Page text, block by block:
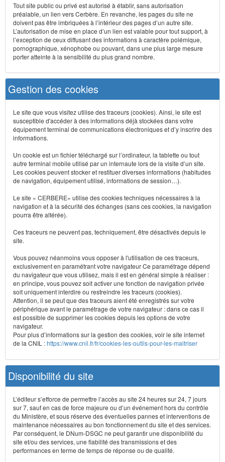
Tout site public ou privé est autorisé à établir, sans autorisation
préalable, un lien vers Cerbère. En revanche, les pages du site ne
doivent pas être imbriquées à l’intérieur des pages d’un autre site.
L’autorisation de mise en place d’un lien est valable pour tout support, à
l’exception de ceux diffusant des informations à caractère polémique,
pornographique, xénophobe ou pouvant, dans une plus large mesure
porter atteinte à la sensibilité du plus grand nombre.
Gestion des cookies
Le site que vous visitez utilise des traceurs (cookies). Ainsi, le site est
susceptible d'accéder à des informations déjà stockées dans votre
équipement terminal de communications électroniques et d’y inscrire des
informations.
Un cookie est un fichier téléchargé sur l’ordinateur, la tablette ou tout
autre terminal mobile utilisé par un internaute lors de la visite d’un site.
Les cookies peuvent stocker et restituer diverses informations (habitudes
de navigation, équipement utilisé, informations de session…).
Le site « CERBERE» utilise des cookies techniques nécessaires à la
navigation et à la sécurité des échanges (sans ces cookies, la navigation
pourra être altérée).
Ces traceurs ne peuvent pas, techniquement, être désactivés depuis le
site.
Vous pouvez néanmoins vous opposer à l'utilisation de ces traceurs,
exclusivement en paramétrant votre navigateur Ce paramétrage dépend
du navigateur que vous utilisez, mais il est en général simple à réaliser :
en principe, vous pouvez soit activer une fonction de navigation privée
soit uniquement interdire ou restreindre les traceurs (cookies).
Attention, il se peut que des traceurs aient été enregistrés sur votre
périphérique avant le paramétrage de votre navigateur : dans ce cas il
est possible de supprimer les cookies depuis les options de votre
navigateur.
Pour plus d’informations sur la gestion des cookies, voir le site internet
de la CNIL :https://www.cnil.fr/fr/cookies-les-outils-pour-les-maitriser
Disponibilité du site
L’éditeur s’efforce de permettre l’accès au site 24 heures sur 24, 7 jours
sur 7, sauf en cas de force majeure ou d’un événement hors du contrôle
du Ministère, et sous réserve des éventuelles pannes et interventions de
maintenance nécessaires au bon fonctionnement du site et des services.
Par conséquent, le DNum-DSGC ne peut garantir une disponibilité du
site et/ou des services, une fiabilité des transmissions et des
performances en terme de temps de réponse ou de qualité.